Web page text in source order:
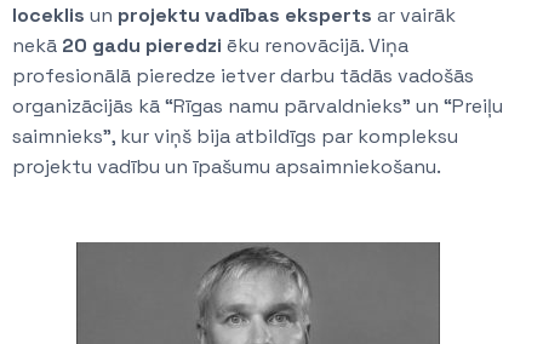
loceklis un projektu vadības eksperts ar vairāk
nekā 20 gadu pieredzi ēku renovācijā. Viņa
profesionālā pieredze ietver darbu tādās vadošās
organizācijās kā “Rīgas namu pārvaldnieks” un “Preiļu
saimnieks”, kur viņš bija atbildīgs par kompleksu
projektu vadību un īpašumu apsaimniekošanu.